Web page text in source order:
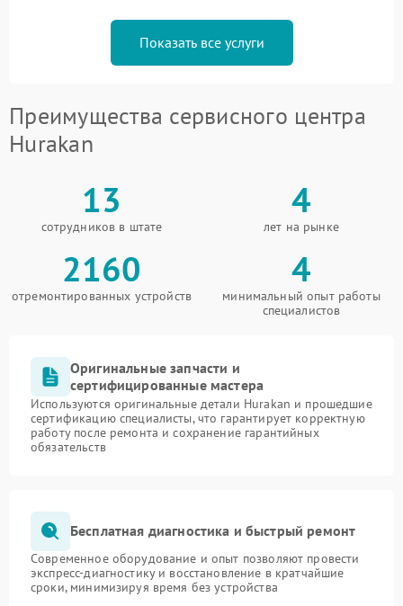
Показать все услуги
Преимущества сервисного центра
Hurakan
13
сотрудников в штате
4
лет на рынке
2160
отремонтированных устройств
4
минимальный опыт работы
специалистов
Оригинальные запчасти и
сертифицированные мастера
Используются оригинальные детали Hurakan и прошедшие
сертификацию специалисты, что гарантирует корректную
работу после ремонта и сохранение гарантийных
обязательств
Бесплатная диагностика и быстрый ремонт
Современное оборудование и опыт позволяют провести
экспресс-диагностику и восстановление в кратчайшие
сроки, минимизируя время без устройства